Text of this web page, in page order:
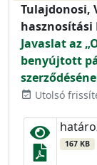
Tulajdonosi,
Javaslat az
benyújtott
event_available Utolsó
167 KB